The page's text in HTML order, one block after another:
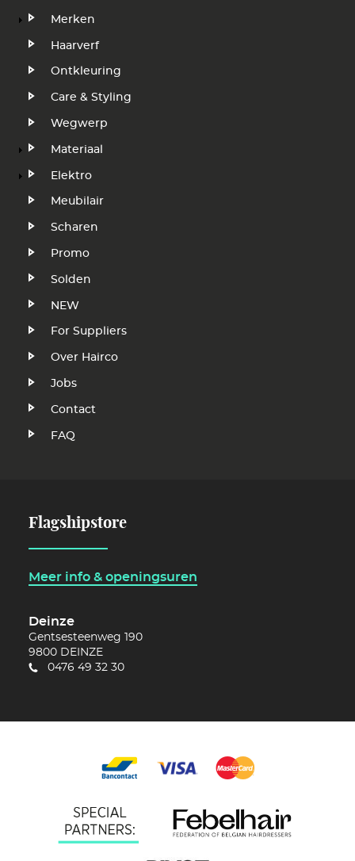
Hoofdnavigatie
Merken
Haarverf
Ontkleuring
Care & Styling
Wegwerp
Materiaal
Elektro
Meubilair
Scharen
Promo
Solden
NEW
VoetFor Suppliers
Over Hairco
Jobs
Contact
FAQ
Flagshipstore
Meer info & openingsuren
Deinze
Gentsesteenweg 190
9800 DEINZE
0476 49 32 30